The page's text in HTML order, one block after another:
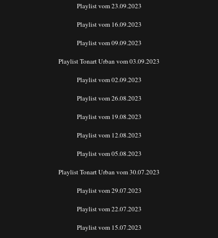
Playlist vom 23.09.2023
Playlist vom 16.09.2023
Playlist vom 09.09.2023
Playlist Tonart Urban vom 03.09.2023
Playlist vom 02.09.2023
Playlist vom 26.08.2023
Playlist vom 19.08.2023
Playlist vom 12.08.2023
Playlist vom 05.08.2023
Playlist Tonart Urban vom 30.07.2023
Playlist vom 29.07.2023
Playlist vom 22.07.2023
Playlist vom 15.07.2023